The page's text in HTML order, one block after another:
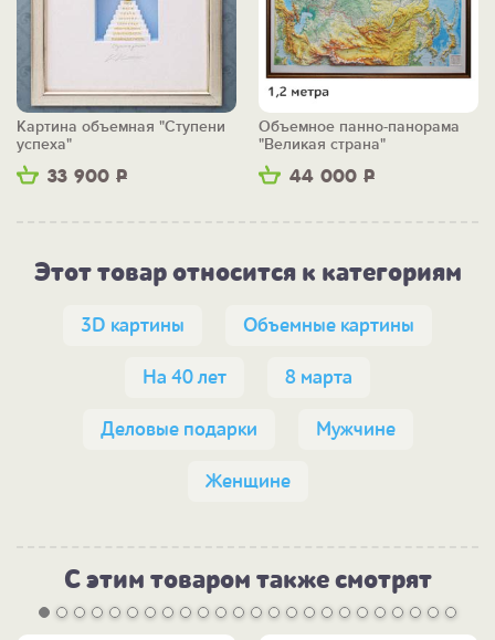
33 900 Р
Картина объемная "Ступени
успеха"
44 000 Р
Объемное панно-панорама
"Великая страна"
Этот товар относится к категориям
3D картины Объемные картины
На 40 лет 8 марта
Деловые подарки Мужчине
Женщине
С этим товаром также смотрят